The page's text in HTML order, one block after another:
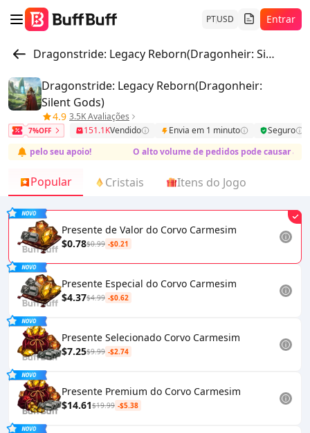
PTUSD Entrar
Dragonstride: Legacy Reborn(Dragonheir: Silent Gods)
Dragonstride: Legacy Reborn(Dragonheir:
Silent Gods)
4.9 3.5K Avaliações
7%OFF 151.1KVendido Envia em 1 minuto
Seguro
pelo seu apoio!
O alto volume de pedidos pode causar
Popular Cristais Itens do Jogo
Presente de Valor do Corvo Carmesim
$0.78$0.99 -$0.21
Presente Especial do Corvo Carmesim
$4.37$4.99 -$0.62
Presente Selecionado Corvo Carmesim
$7.25$9.99 -$2.74
Presente Premium do Corvo Carmesim
$14.61$19.99 -$5.38